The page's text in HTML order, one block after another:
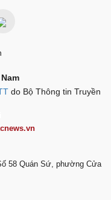
do Bộ Thông tin Truyền
58 Quán Sứ, phường Cửa